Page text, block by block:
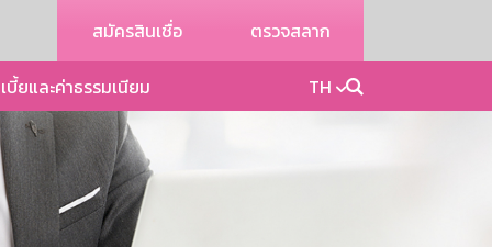
สมัครสินเชื่อ ตรวจสลาก
บี้ยและค่าธรรมเนียม TH